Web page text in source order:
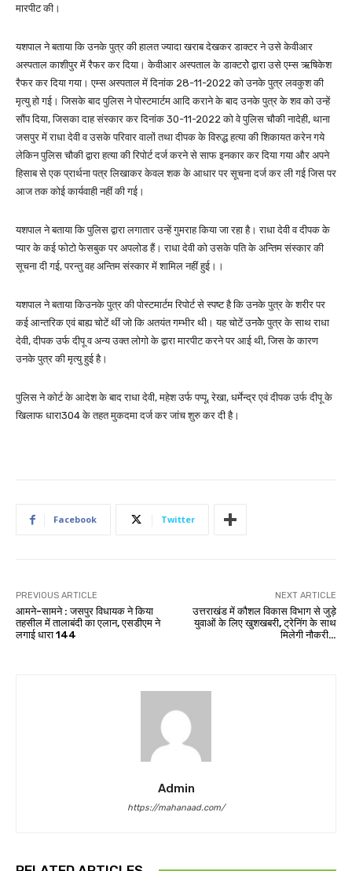
मारपीट की।
यशपाल ने बताया कि उनके पुत्र की हालत ज्यादा खराब देखकर डाक्टर ने उसे केवीआर
अस्पताल काशीपुर में रैफर कर दिया। केवीआर अस्पताल के डाक्टरोे द्वारा उसे एम्स ऋषिकेश
रैफर कर दिया गया। एम्स अस्पताल में दिनांक 28-11-2022 को उनके पुत्र लवकुश की
मृत्यु हो गई। जिसके बाद पुलिस ने पोस्टमार्टम आदि कराने के बाद उनके पुत्र के शव को उन्हें
सौंप दिया, जिसका दाह संस्कार कर दिनांक 30-11-2022 को वे पुलिस चौकी नादेही, थाना
जसपुर में राधा देवी व उसके परिवार वालों तथा दीपक के विरुद्ध हत्या की शिकायत करेन गये
लेकिन पुलिस चौकी द्वारा हत्या की रिपोर्ट दर्ज करने से साफ इनकार कर दिया गया और अपने
हिसाब से एक प्रार्थना पत्र लिखाकर केवल शक के आधार पर सूचना दर्ज कर ली गई जिस पर
आज तक कोई कार्यवाही नहीं की गई।
यशपाल ने बताया कि पुलिस द्वारा लगातार उन्हें गुमराह किया जा रहा है। राधा देवी व दीपक के
प्यार के कई फोटो फेसबुक पर अपलोड हैं। राधा देवी को उसके पति के अन्तिम संस्कार की
सूचना दी गई, परन्तु वह अन्तिम संस्कार में शामिल नहीं हुई।।
यशपाल ने बताया किउनके पुत्र की पोस्टमार्टम रिपोर्ट से स्पष्ट है कि उनके पुत्र के शरीर पर
कई आन्तरिक एवं बाह्य चोटें थीं जो कि अतयंत गम्भीर थी। यह चोटें उनकेे पुत्र के साथ राधा
देवी, दीपक उर्फ दीपू व अन्य उक्त लोगो के द्वारा मारपीट करने पर आई थी, जिस के कारण
उनके पुत्र की मृत्यु हुई है।
पुलिस ने कोर्ट के आदेश के बाद राधा देवी, महेश उर्फ पप्पू, रेखा, धर्मेन्द्र एवं दीपक उर्फ दीपू के
खिलाफ धारा304 के तहत मुकदमा दर्ज कर जांच शुरु कर दी है।
Facebook Twitter
PREVIOUS ARTICLE
आमने-सामने : जसपुर विधायक ने किया
तहसील में तालाबंदी का एलान, एसडीएम ने
लगाई धारा 144
NEXT ARTICLE
उत्तराखंड में कौशल विकास विभाग से जुड़े
युवाओं के लिए खुशखबरी, ट्रेनिंग के साथ
मिलेगी नौकरी…
Admin
https://mahanaad.com/